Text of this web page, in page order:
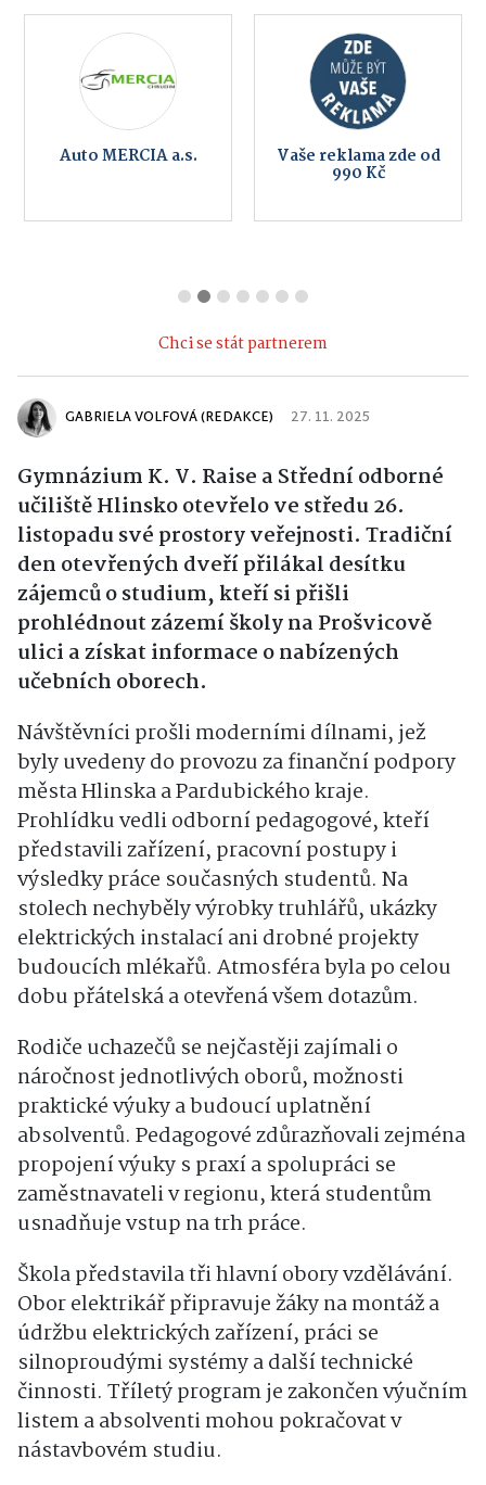
Auto MERCIA a.s. Vaše reklama zde od
990 Kč
Chci se stát partnerem
GABRIELA VOLFOVÁ (REDAKCE) 27. 11. 2025
Gymnázium K. V. Raise a Střední odborné
učiliště Hlinsko otevřelo ve středu 26.
listopadu své prostory veřejnosti. Tradiční
den otevřených dveří přilákal desítku
zájemců o studium, kteří si přišli
prohlédnout zázemí školy na Prošvicově
ulici a získat informace o nabízených
učebních oborech.
Návštěvníci prošli moderními dílnami, jež
byly uvedeny do provozu za finanční podpory
města Hlinska a Pardubického kraje.
Prohlídku vedli odborní pedagogové, kteří
představili zařízení, pracovní postupy i
výsledky práce současných studentů. Na
stolech nechyběly výrobky truhlářů, ukázky
elektrických instalací ani drobné projekty
budoucích mlékařů. Atmosféra byla po celou
dobu přátelská a otevřená všem dotazům.
Rodiče uchazečů se nejčastěji zajímali o
náročnost jednotlivých oborů, možnosti
praktické výuky a budoucí uplatnění
absolventů. Pedagogové zdůrazňovali zejména
propojení výuky s praxí a spolupráci se
zaměstnavateli v regionu, která studentům
usnadňuje vstup na trh práce.
Škola představila tři hlavní obory vzdělávání.
Obor elektrikář připravuje žáky na montáž a
údržbu elektrických zařízení, práci se
silnoproudými systémy a další technické
činnosti. Tříletý program je zakončen výučním
listem a absolventi mohou pokračovat v
nástavbovém studiu.